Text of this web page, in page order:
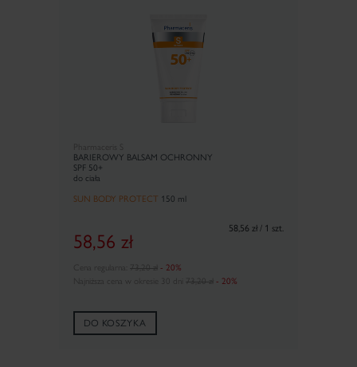
BARIEROWY BALSAM OCHRONNY
SPF 50+
do ciała
SUN BODY PROTECT 150 ml
58,56 zł
58,56 zł / 1 szt.
73,20 zł - 20%
73,20 zł - 20%
DO KOSZYKA